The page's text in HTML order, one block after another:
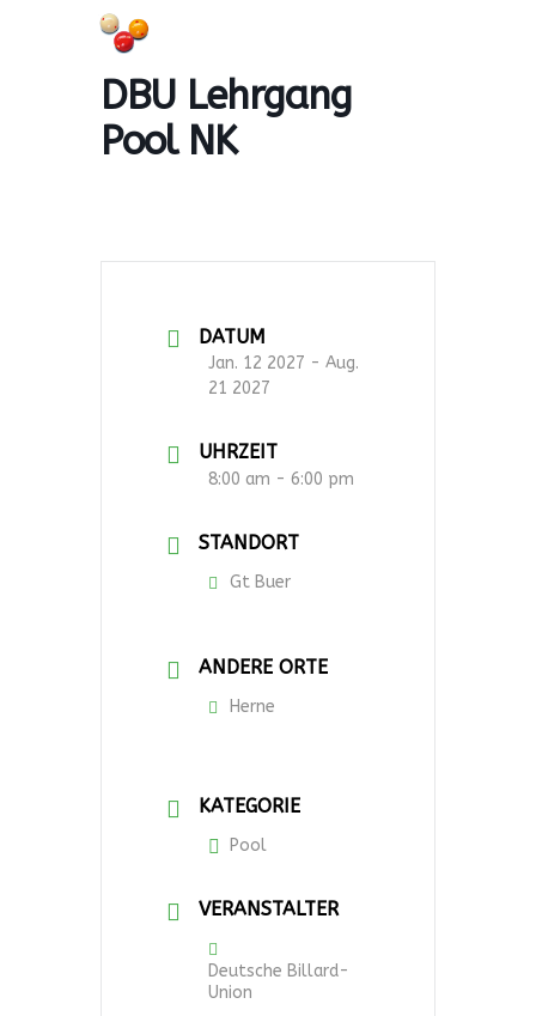
DBU Lehrgang
Pool NK
DATUM
Jan. 12 2027 - Aug.
21 2027
UHRZEIT
8:00 am - 6:00 pm
STANDORT
Gt Buer
ANDERE ORTE
Herne
KATEGORIE
Pool
VERANSTALTER
Deutsche Billard-
Union